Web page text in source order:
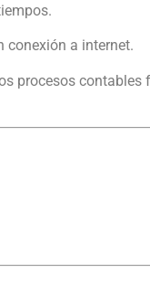
conexión a internet.
procesos contables